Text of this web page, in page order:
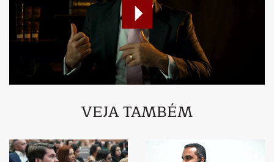
VEJA TAMBÉM